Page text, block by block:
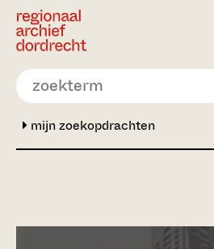
Ga direct naar de inhoud
mijn zoekopdrachten